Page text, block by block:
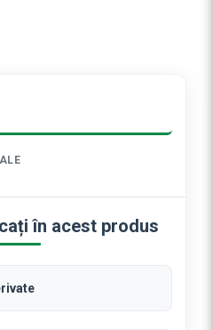
în acest produs